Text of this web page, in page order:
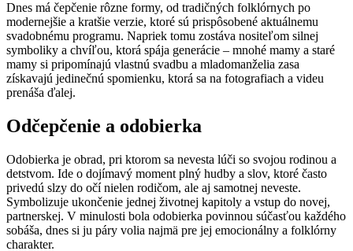
Dnes má čepčenie rôzne formy, od tradičných folklórnych po
modernejšie a kratšie verzie, ktoré sú prispôsobené aktuálnemu
svadobnému programu. Napriek tomu zostáva nositeľom silnej
symboliky a chvíľou, ktorá spája generácie – mnohé mamy a staré
mamy si pripomínajú vlastnú svadbu a mladomanželia zasa
získavajú jedinečnú spomienku, ktorá sa na fotografiach a videu
prenáša ďalej.
Odčepčenie a odobierka
Odobierka je obrad, pri ktorom sa nevesta lúči so svojou rodinou a
detstvom. Ide o dojímavý moment plný hudby a slov, ktoré často
privedú slzy do očí nielen rodičom, ale aj samotnej neveste.
Symbolizuje ukončenie jednej životnej kapitoly a vstup do novej,
partnerskej. V minulosti bola odobierka povinnou súčasťou každého
sobáša, dnes si ju páry volia najmä pre jej emocionálny a folklórny
charakter.